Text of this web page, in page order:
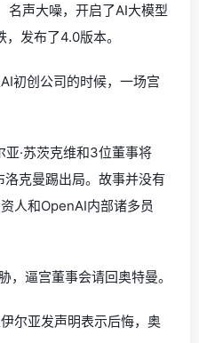
名声大噪，开启了AI大模型
发布了4.0版本。
初创公司的时候，一场宫
·苏茨克维和3位董事将
洛克曼踢出局。故事并没有
人和OpenAI内部诸多员
，逼宫董事会请回奥特曼。
尔亚发声明表示后悔，奥